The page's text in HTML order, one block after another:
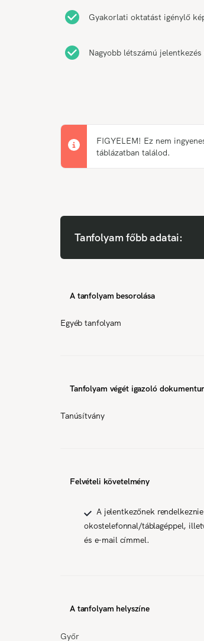
Gyakorlati oktatást igénylő
Nagyobb létszámú
FIGYELEM! Ez nem
táblázatban találod.
Tanfolyam főbb adatai:
A tanfolyam besorolása
Egyéb tanfolyam
Tanfolyam végét igazoló
Tanúsítvány
Felvételi követelmény
A jelentkezőnek
okostelefonnal/táblagéppel,
és e-mail címmel.
A tanfolyam helyszíne
Győr